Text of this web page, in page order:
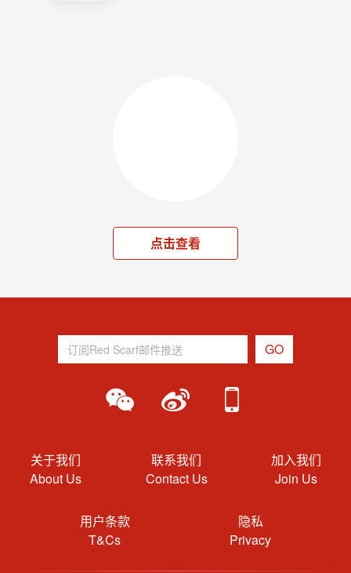
点击查看
关于我们
About Us
联系我们
Contact Us
加入我们
Join Us
用户条款
T&Cs
隐私
Privacy